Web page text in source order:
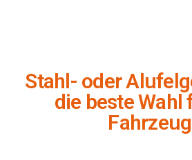
Stahl- oder
die beste Wahl